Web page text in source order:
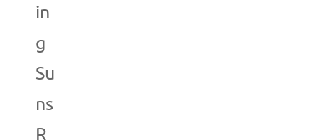
in
g
Su
ns
R